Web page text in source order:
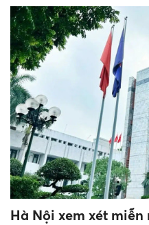
Hà Nội xem xét